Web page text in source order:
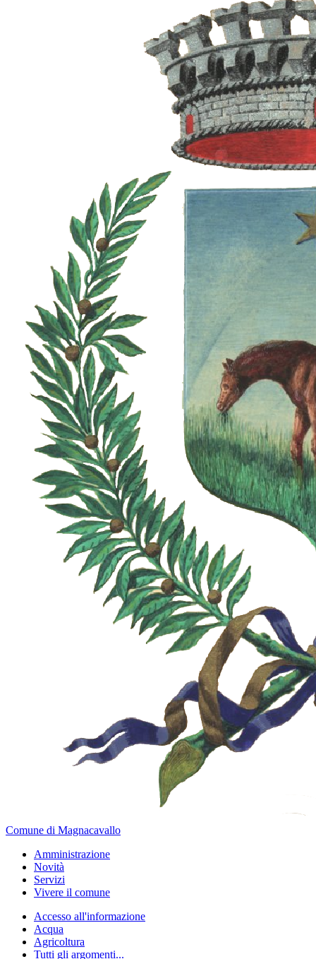
Comune di Magnacavallo
Amministrazione
Novità
Servizi
Vivere il comune
Accesso all'informazione
Acqua
Agricoltura
Tutti gli argomenti...